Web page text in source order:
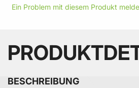
Ein Problem mit diesem Produkt
BESCHREIBUNG